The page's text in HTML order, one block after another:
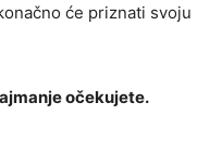
će priznati svoju
očekujete.